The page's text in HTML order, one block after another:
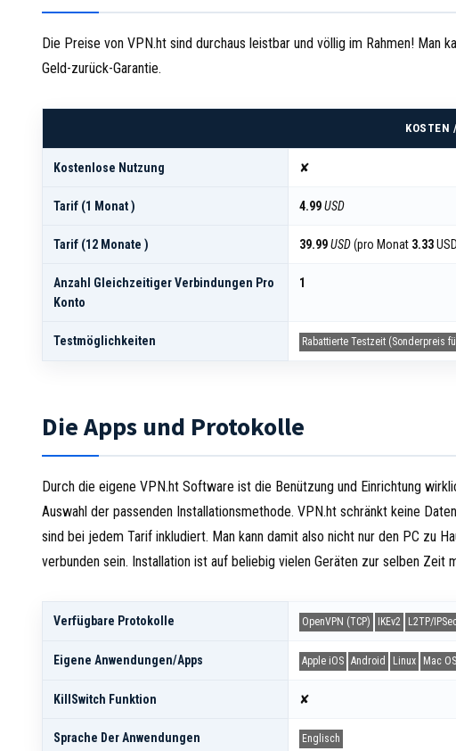
Die Preise von VPN.ht sind durchaus leistbar und völlig im Rahmen! Man
Geld-zurück-Garantie.
KOSTEN
Kostenlose Nutzung ✘
Tarif (1 Monat ) 4.99USD
Tarif (12 Monate ) 39.99USD(pro Monat 3.33
Anzahl Gleichzeitiger Verbindungen Pro
Konto
1
Testmöglichkeiten Rabattierte Testzeit (Sonderpreis
Die Apps und Protokolle
Durch die eigene VPN.ht Software ist die Benützung und Einrichtung
Auswahl der passenden Installationsmethode. VPN.ht schränkt keine
sind bei jedem Tarif inkludiert. Man kann damit also nicht nur den PC zu
verbunden sein. Installation ist auf beliebig vielen Geräten zur selben Zeit
Verfügbare Protokolle OpenVPN (TCP) IKEv2 L2TP/
Eigene Anwendungen/Apps Apple iOS Android Linux Mac
KillSwitch Funktion ✘
Sprache Der Anwendungen Englisch